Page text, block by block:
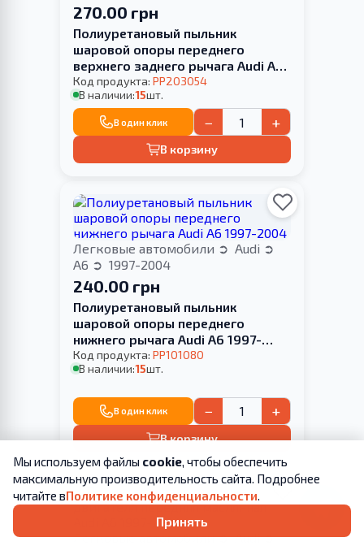
270.00 грн
Полиуретановый пыльник
шаровой опоры переднего
верхнего заднего рычага Audi A6
1997-2004
Код продукта: PP203054
В наличии:15шт.
В один клик − +
В корзину
Легковые автомобили
Audi
A6
1997-2004
240.00 грн
Полиуретановый пыльник
шаровой опоры переднего
нижнего рычага Audi A6 1997-
2004
Код продукта: PP101080
В наличии:15шт.
В один клик − +
В корзину
Легковые автомобили
Audi
Мы используем файлы cookie, чтобы обеспечить
максимальную производительность сайта. Подробнее
читайте вПолитике конфиденциальности.
Принять